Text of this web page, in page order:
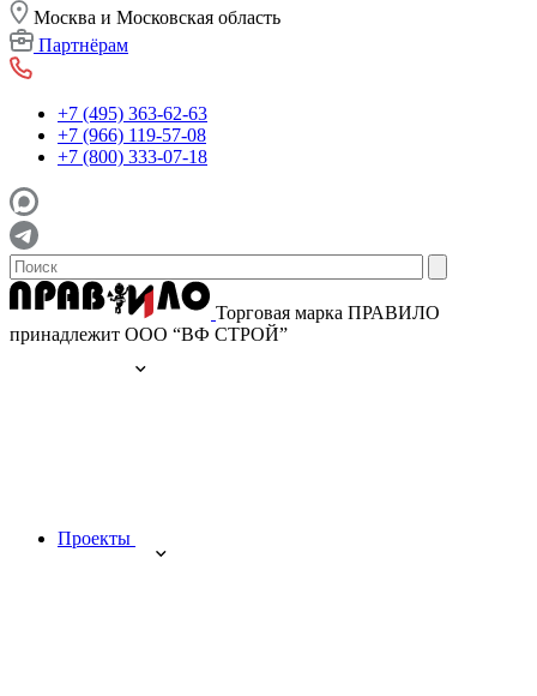
Москва и Московская область
Партнёрам
+7 (495) 363-62-63
+7 (966) 119-57-08
+7 (800) 333-07-18
Торговая марка ПРАВИЛО
принадлежит ООО “ВФ СТРОЙ”
Проекты